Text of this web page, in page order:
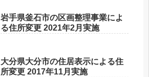
岩手県釜石市の区画整理事業によ
る住所変更 2021年2月実施
大分県大分市の住居表示による住
所変更 2017年11月実施